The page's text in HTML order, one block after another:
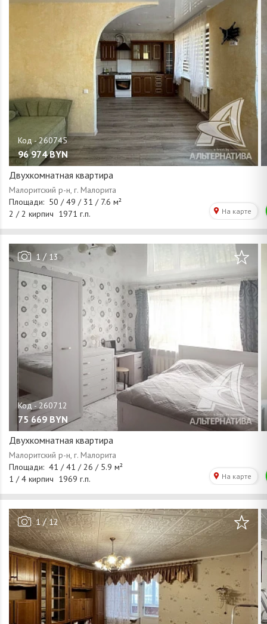
96 974 BYN
Двухкомнатная квартира
1 / 13
75 669 BYN
Двухкомнатная квартира
1/12